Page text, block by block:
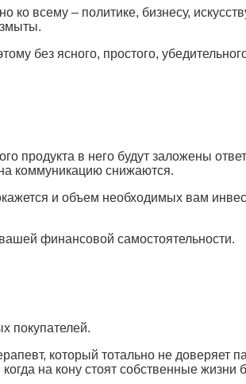
всему – политике, бизнесу,
без ясного, простого,
продукта в него будут заложены
коммуникацию снижаются.
и объем необходимых вам
финансовой самостоятельности.
покупателей.
который тотально не доверяет
на кону стоят собственные жизни